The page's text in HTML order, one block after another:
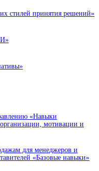
стилей принятия решений»
«Навыки
мотивации и
для менеджеров и
«Базовые навыки»